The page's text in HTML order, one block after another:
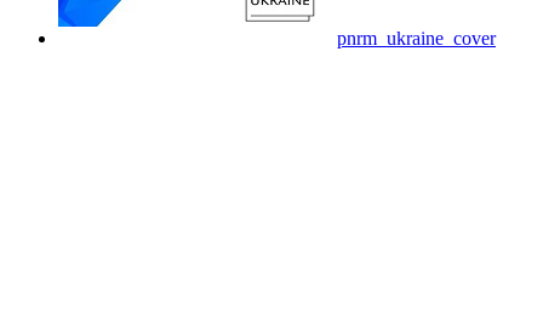
pnrm_ukraine_cover